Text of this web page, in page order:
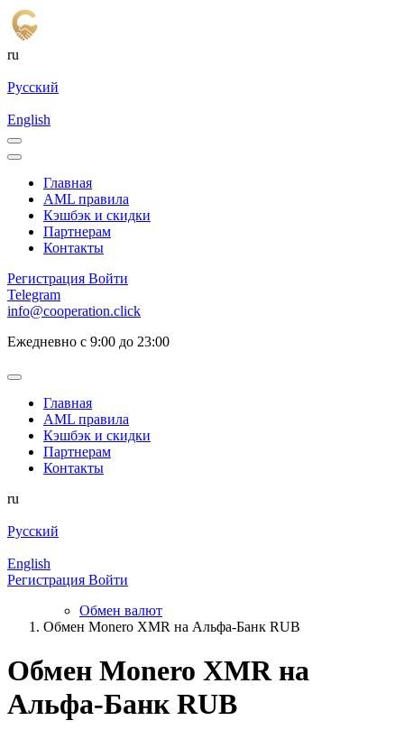
ru
Русский
English
Главная
AML правила
Кэшбэк и cкидки
Партнерам
Контакты
Регистрация Войти
Telegram
info@cooperation.click
Ежедневно с 9:00 до 23:00
Главная
AML правила
Кэшбэк и cкидки
Партнерам
Контакты
ru
Русский
English
Регистрация Войти
Обмен валют
Обмен Monero XMR на Альфа-Банк RUB
Обмен Monero XMR на
Альфа-Банк RUB